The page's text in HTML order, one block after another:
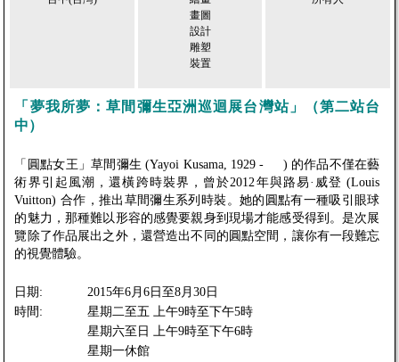
畫圖
設計
雕塑
裝置
「夢我所夢：草間彌生亞洲巡迴展台灣站」（第二站台
中）
「圓點女王」草間彌生 (Yayoi Kusama, 1929 - ) 的作品不僅在藝
術界引起風潮，還橫跨時裝界，曾於2012年與路易·威登 (Louis
Vuitton) 合作，推出草間彌生系列時裝。她的圓點有一種吸引眼球
的魅力，那種難以形容的感覺要親身到現場才能感受得到。是次展
覽除了作品展出之外，還營造出不同的圓點空間，讓你有一段難忘
的視覺體驗。
日期:
2015年6月6日至8月30日
時間:
星期二至五 上午9時至下午5時
星期六至日 上午9時至下午6時
星期一休館